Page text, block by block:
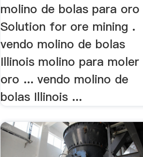
molino de bolas para oro |
Solution for ore mining .
vendo molino de bolas
Illinois molino para moler
oro ... vendo molino de
bolas Illinois ...